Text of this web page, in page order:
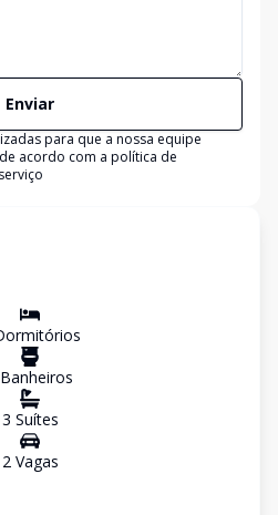
Enviar
para que a nossa equipe
acordo com a política de
s
Banheiros
3 Suítes
2Vagas